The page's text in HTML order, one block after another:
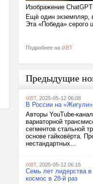
Изображение ChatGPT
Ещё один экземпляр,
Эта «Победа» серого
Подробнее на iXBT
Предыдущие
iXBT, 2025-05-12 06:08
В России на
Авторы YouTube-
вариаторной
сегментов стальной
основе гайковёрта.
нестандартных...
iXBT, 2025-05-12 06:15
Семь лет лидерства в
космос в 28-й раз